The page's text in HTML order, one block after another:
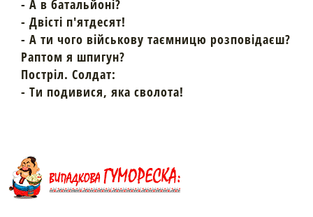
- А в батальйоні?
- Двісті п'ятдесят!
- А ти чого військову таємницю розповідаєш?
Раптом я шпигун?
Постріл. Солдат:
- Ти подивися, яка сволота!